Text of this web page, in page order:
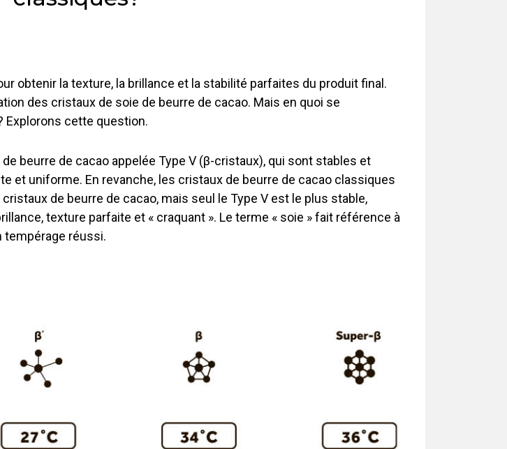
obtenir la texture, la brillance et la stabilité parfaites du produit final.
des cristaux de soie de beurre de cacao. Mais en quoi se
Explorons cette question.
beurre de cacao appelée Type V (β-cristaux), qui sont stables et
et uniforme. En revanche, les cristaux de beurre de cacao classiques
de beurre de cacao, mais seul le Type V est le plus stable,
texture parfaite et « craquant ». Le terme « soie » fait référence à
tempérage réussi.